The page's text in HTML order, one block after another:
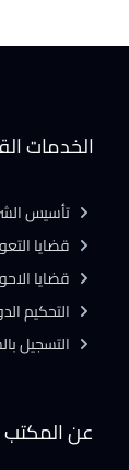
عن المكتب
الخدمات
تأسيس
قضايا
قضايا
التحكيم
التسجيل